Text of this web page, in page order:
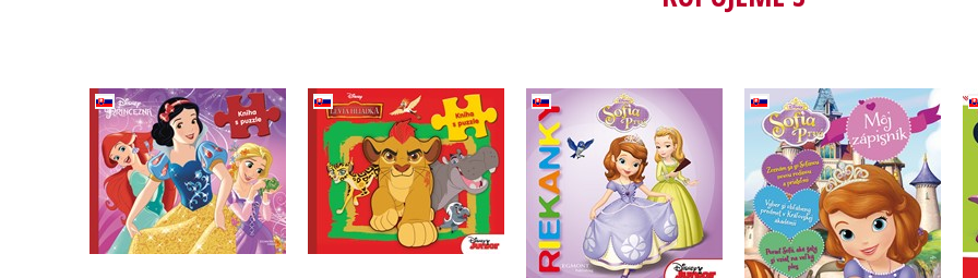
Princezná - Kniha s
puzzle
Walt Disney
Levia hliadka - Kniha s
puzzle
Walt Disney
Sofia Prvá - Riekanky
Walt Disney
Sofia Prvá - Môj
zápisník
Walt Disney